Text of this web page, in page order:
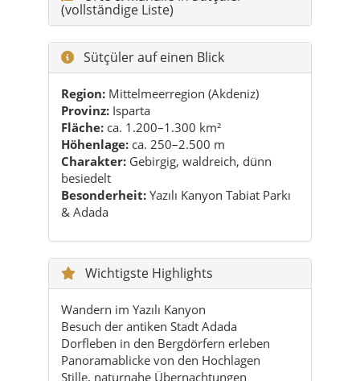
Region:Mittelmeerregion (Akdeniz)
Provinz:Isparta
Fläche:ca. 1.200–1.300 km²
Höhenlage:ca. 250–2.500 m
Charakter:Gebirgig, waldreich, dünn
besiedelt
Besonderheit:Yazılı Kanyon Tabiat Parkı
& Adada
Wichtigste Highlights
Besuch der antiken Stadt Adada
Dorfleben in den Bergdörfern erleben
Panoramablicke von den Hochlagen
Stille, naturnahe Übernachtungen
Praktische Reisetipps